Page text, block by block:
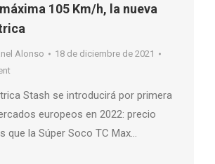
105 Km/h, la nueva
Alonso
18 de diciembre de 2021
Stash se introducirá por primera
europeos en 2022: precio
que la Súper Soco TC Max…